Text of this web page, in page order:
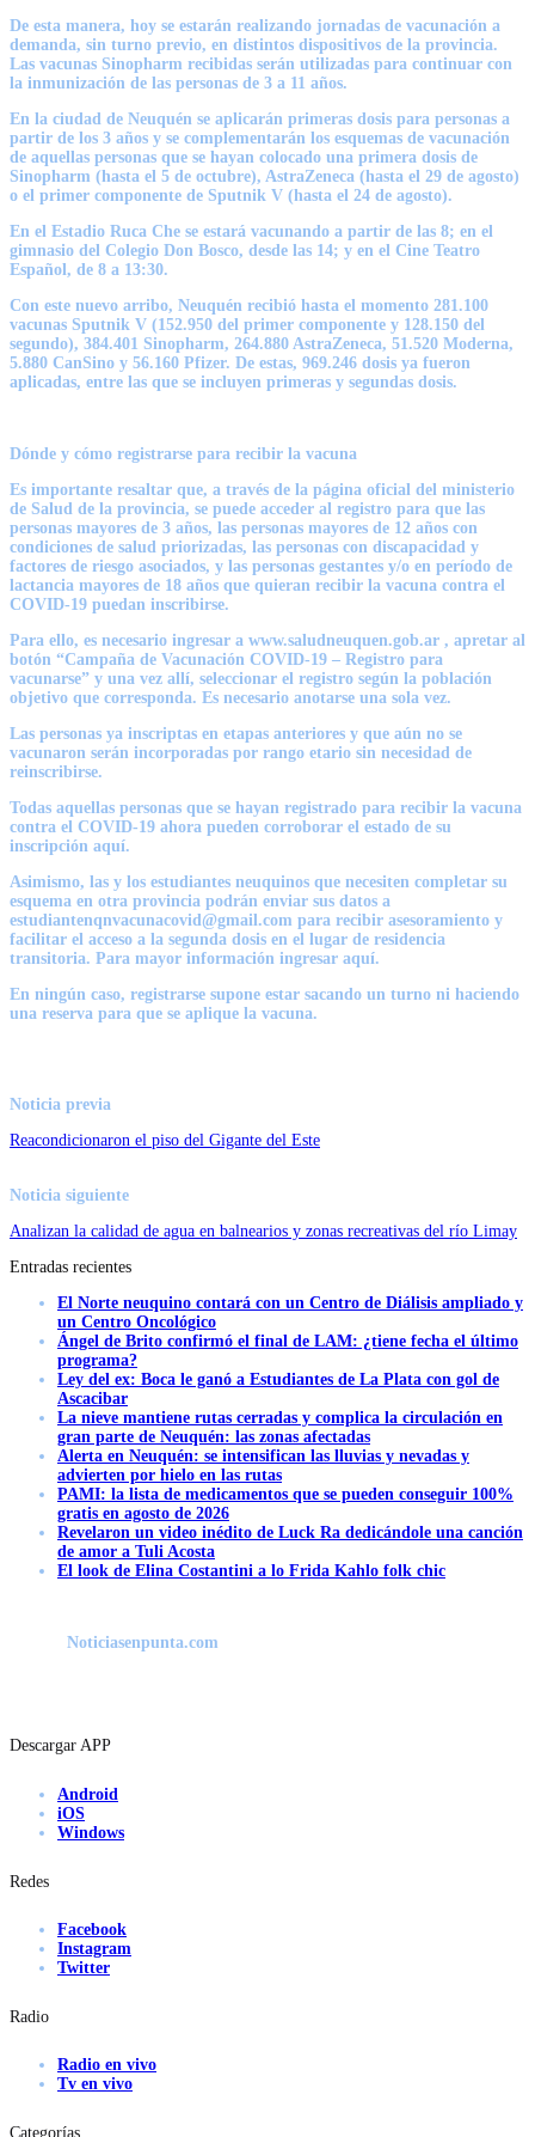
De esta manera, hoy se estarán realizando jornadas de vacunación a
demanda, sin turno previo, en distintos dispositivos de la provincia.
Las vacunas Sinopharm recibidas serán utilizadas para continuar con
la inmunización de las personas de 3 a 11 años.
En la ciudad de Neuquén se aplicarán primeras dosis para personas a
partir de los 3 años y se complementarán los esquemas de vacunación
de aquellas personas que se hayan colocado una primera dosis de
Sinopharm (hasta el 5 de octubre), AstraZeneca (hasta el 29 de agosto)
o el primer componente de Sputnik V (hasta el 24 de agosto).
En el Estadio Ruca Che se estará vacunando a partir de las 8; en el
gimnasio del Colegio Don Bosco, desde las 14; y en el Cine Teatro
Español, de 8 a 13:30.
Con este nuevo arribo, Neuquén recibió hasta el momento 281.100
vacunas Sputnik V (152.950 del primer componente y 128.150 del
segundo), 384.401 Sinopharm, 264.880 AstraZeneca, 51.520 Moderna,
5.880 CanSino y 56.160 Pfizer. De estas, 969.246 dosis ya fueron
aplicadas, entre las que se incluyen primeras y segundas dosis.
Dónde y cómo registrarse para recibir la vacuna
Es importante resaltar que, a través de la página oficial del ministerio
de Salud de la provincia, se puede acceder al registro para que las
personas mayores de 3 años, las personas mayores de 12 años con
condiciones de salud priorizadas, las personas con discapacidad y
factores de riesgo asociados, y las personas gestantes y/o en período de
lactancia mayores de 18 años que quieran recibir la vacuna contra el
COVID-19 puedan inscribirse.
Para ello, es necesario ingresar a www.saludneuquen.gob.ar , apretar al
botón “Campaña de Vacunación COVID-19 – Registro para
vacunarse” y una vez allí, seleccionar el registro según la población
objetivo que corresponda. Es necesario anotarse una sola vez.
Las personas ya inscriptas en etapas anteriores y que aún no se
vacunaron serán incorporadas por rango etario sin necesidad de
reinscribirse.
Todas aquellas personas que se hayan registrado para recibir la vacuna
contra el COVID-19 ahora pueden corroborar el estado de su
inscripción aquí.
Asimismo, las y los estudiantes neuquinos que necesiten completar su
esquema en otra provincia podrán enviar sus datos a
estudiantenqnvacunacovid@gmail.com para recibir asesoramiento y
facilitar el acceso a la segunda dosis en el lugar de residencia
transitoria. Para mayor información ingresar aquí.
En ningún caso, registrarse supone estar sacando un turno ni haciendo
una reserva para que se aplique la vacuna.
Noticia previa
Reacondicionaron el piso del Gigante del Este
Noticia siguiente
Analizan la calidad de agua en balnearios y zonas recreativas del río Limay
Entradas recientes
El Norte neuquino contará con un Centro de Diálisis ampliado y
un Centro Oncológico
Ángel de Brito confirmó el final de LAM: ¿tiene fecha el último
programa?
Ley del ex: Boca le ganó a Estudiantes de La Plata con gol de
Ascacibar
La nieve mantiene rutas cerradas y complica la circulación en
gran parte de Neuquén: las zonas afectadas
Alerta en Neuquén: se intensifican las lluvias y nevadas y
advierten por hielo en las rutas
PAMI: la lista de medicamentos que se pueden conseguir 100%
gratis en agosto de 2026
Revelaron un video inédito de Luck Ra dedicándole una canción
de amor a Tuli Acosta
El look de Elina Costantini a lo Frida Kahlo folk chic
Noticiasenpunta.com
Descargar APP
Android
iOS
Windows
Redes
Facebook
Instagram
Twitter
Radio
Radio en vivo
Tv en vivo
Categorías